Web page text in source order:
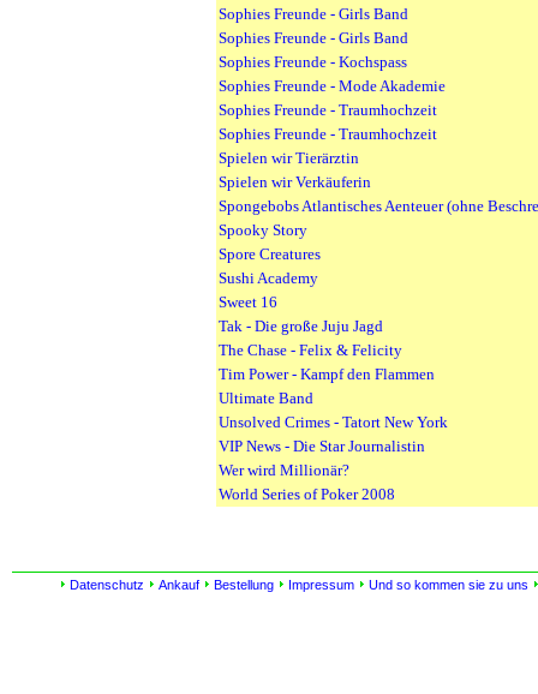
Sophies Freunde - Girls Band
Sophies Freunde - Girls Band
Sophies Freunde - Kochspass
Sophies Freunde - Mode Akademie
Sophies Freunde - Traumhochzeit
Sophies Freunde - Traumhochzeit
Spielen wir Tierärztin
Spielen wir Verkäuferin
Spongebobs Atlantisches Aenteuer (ohne
Spooky Story
Spore Creatures
Sushi Academy
Sweet 16
Tak - Die große Juju Jagd
The Chase - Felix & Felicity
Tim Power - Kampf den Flammen
Ultimate Band
Unsolved Crimes - Tatort New York
VIP News - Die Star Journalistin
Wer wird Millionär?
World Series of Poker 2008
Datenschutz Ankauf Bestellung Impressum Und so kommen sie zu uns